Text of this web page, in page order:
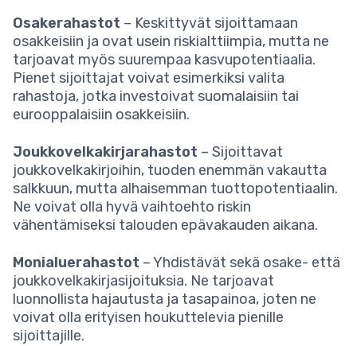
Osakerahastot – Keskittyvät sijoittamaan
osakkeisiin ja ovat usein riskialttiimpia, mutta ne
tarjoavat myös suurempaa kasvupotentiaalia.
Pienet sijoittajat voivat esimerkiksi valita
rahastoja, jotka investoivat suomalaisiin tai
eurooppalaisiin osakkeisiin.
Joukkovelkakirjarahastot – Sijoittavat
joukkovelkakirjoihin, tuoden enemmän vakautta
salkkuun, mutta alhaisemman tuottopotentiaalin.
Ne voivat olla hyvä vaihtoehto riskin
vähentämiseksi talouden epävakauden aikana.
Monialuerahastot – Yhdistävät sekä osake- että
joukkovelkakirjasijoituksia. Ne tarjoavat
luonnollista hajautusta ja tasapainoa, joten ne
voivat olla erityisen houkuttelevia pienille
sijoittajille.